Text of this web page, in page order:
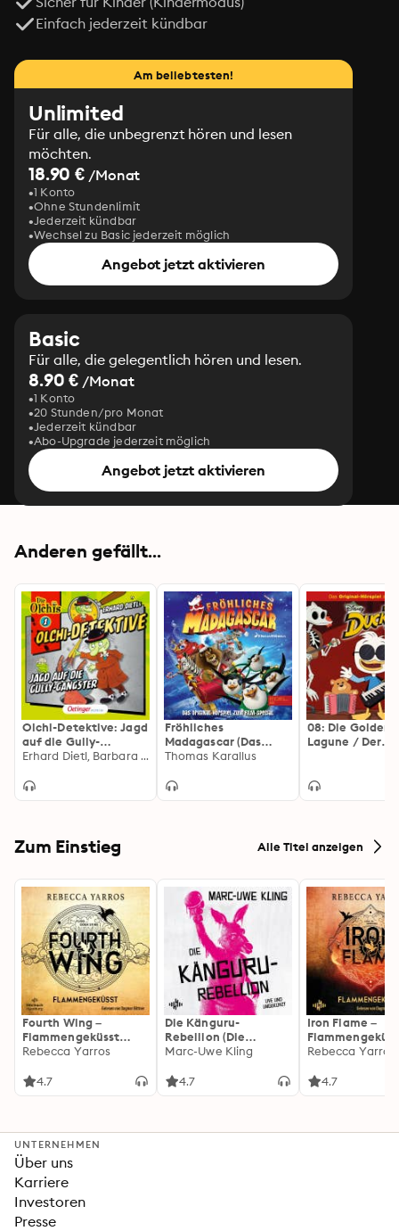
Einfach jederzeit kündbar
Am beliebtesten!
Unlimited
Für alle, die unbegrenzt hören und lesen
möchten.
18.90 € /Monat
1 Konto
Ohne Stundenlimit
Jederzeit kündbar
Wechsel zu Basic jederzeit möglich
Angebot jetzt aktivieren
Basic
Für alle, die gelegentlich hören und lesen.
8.90 € /Monat
1 Konto
20 Stunden/pro Monat
Jederzeit kündbar
Abo-Upgrade jederzeit möglich
Angebot jetzt aktivieren
Anderen gefällt...
Olchi-Detektive: Jagd
auf die Gully-
Gangster
Erhard Dietl, Barbara Iland-Olschewski
Fröhliches
Madagascar (Das
Original-Hörspiel zum
Thomas Karallus
08: Die Goldene
Lagune / Der
TV-Serie)
Zum Einstieg Alle Titel anzeigen
Fourth Wing –
Flammengeküsst
(Flammengeküsst-
Rebecca Yarros
4.7
Die Känguru-
Rebellion (Die
Känguru-Werke 5)
Marc-Uwe Kling
4.7
Iron Flame –
heißersehnte
Rebecca Yarros
4.7
UNTERNEHMEN
Über uns
Karriere
Investoren
Presse